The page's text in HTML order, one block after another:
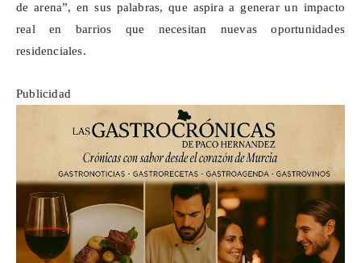
de arena”, en sus palabras, que aspira a generar un impacto
real en barrios que necesitan nuevas oportunidades
residenciales.
Publicidad